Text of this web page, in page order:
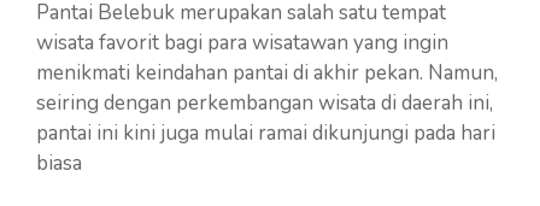
Pantai Belebuk merupakan salah satu tempat
wisata favorit bagi para wisatawan yang ingin
menikmati keindahan pantai di akhir pekan. Namun,
seiring dengan perkembangan wisata di daerah ini,
pantai ini kini juga mulai ramai dikunjungi pada hari
biasa